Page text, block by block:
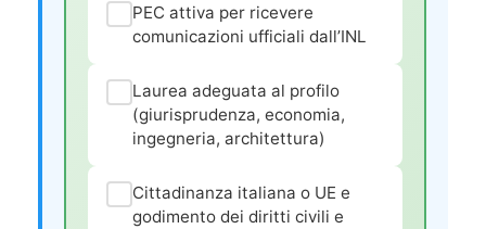
PEC attiva per ricevere
comunicazioni ufficiali dall’INL
Laurea adeguata al profilo
(giurisprudenza, economia,
ingegneria, architettura)
Cittadinanza italiana o UE e
godimento dei diritti civili e